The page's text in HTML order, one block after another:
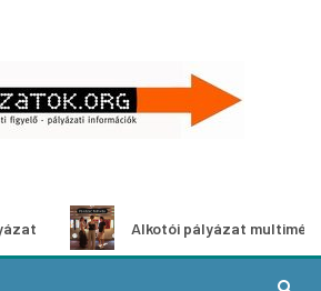
Alkotói pályázat multimédia-